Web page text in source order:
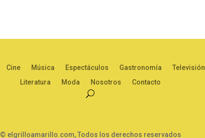
Cine Música Espectáculos Gastronomía Televisión
Literatura
Moda Nosotros Contacto
© elgrilloamarillo.com, Todos los derechos reservados